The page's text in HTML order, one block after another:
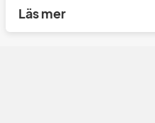
Läs mer